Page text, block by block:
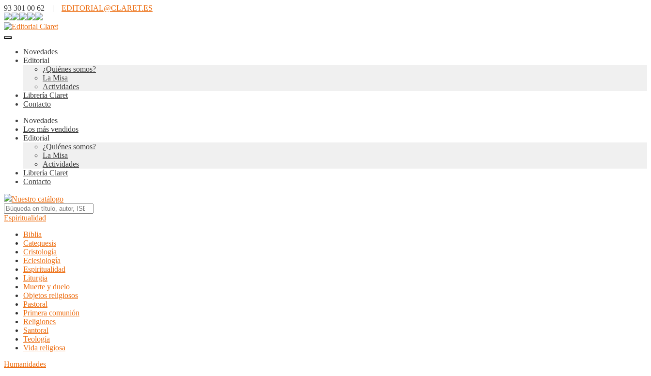
93 301 00 62 | EDITORIAL@CLARET.ES
Novedades
Editorial
¿Quiénes somos?
La Misa
Actividades
Librería Claret
Contacto
Novedades
Los más vendidos
Editorial
¿Quiénes somos?
La Misa
Actividades
Librería Claret
Contacto
Nuestro catálogo
Espiritualidad
Biblia
Catequesis
Cristología
Eclesiología
Espiritualidad
Liturgia
Muerte y duelo
Objetos religiosos
Pastoral
Primera comunión
Religiones
Santoral
Teología
Vida religiosa
Humanidades